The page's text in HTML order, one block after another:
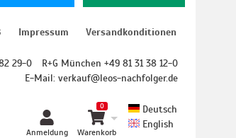
Impressum Versandkonditionen
29-0
R+G München +49 81 31 38 12-0
E-Mail: verkauf@leos-nachfolger.de
Anmeldung
0
Warenkorb
Deutsch
English